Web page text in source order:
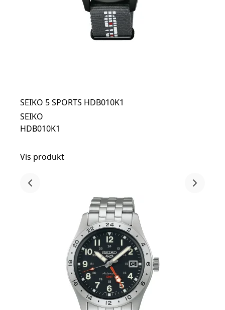
SEIKO 5 SPORTS HDB010K1
SEIKO
HDB010K1
Vis produkt